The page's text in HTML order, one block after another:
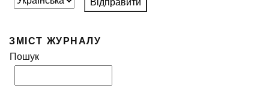
ЗМІСТ ЖУРНАЛУ
Пошук